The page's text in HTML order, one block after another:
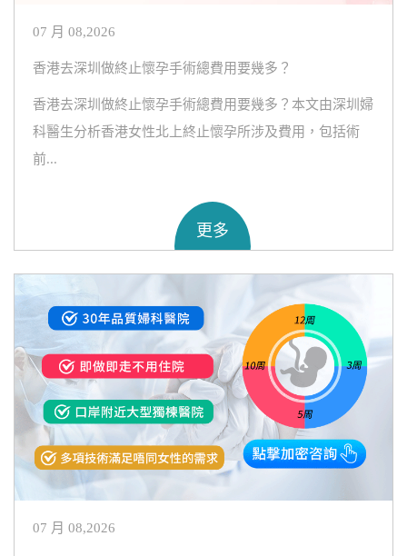
07 月 08,2026
香港去深圳做終止懷孕手術總費用要幾多？
香港去深圳做終止懷孕手術總費用要幾多？本文由深圳婦
科醫生分析香港女性北上終止懷孕所涉及費用，包括術
前...
更多
07 月 08,2026